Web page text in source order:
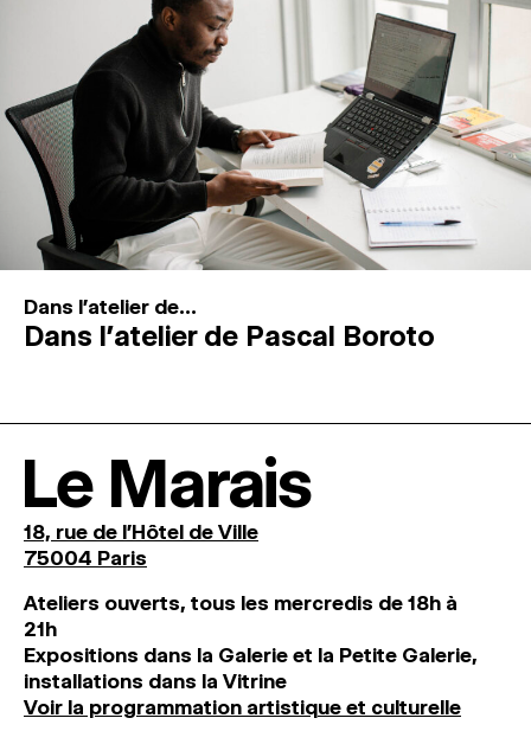
Dans l'atelier de...
Dans l’atelier de Pascal Boroto
Le Marais
18, rue de l'Hôtel de Ville
75004 Paris
Ateliers ouverts, tous les mercredis de 18h à
21h
Expositions dans la Galerie et la Petite Galerie,
installations dans la Vitrine
Voir la programmation artistique et culturelle